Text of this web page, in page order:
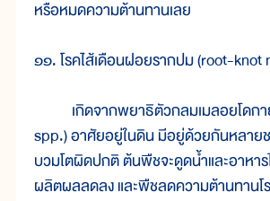
หรือหมดความต้านทานเลย
๑๑. โรคไส้เดือนฝอยรากปม (root-knot
เกิดจากพยาธิตัวกลมเมลอยโดกา
spp.) อาศัยอยู่ในดิน มีอยู่ด้วยกันหลาย
บวมโตผิดปกติ ต้นพืชจะดูดน้ำและอาหาร
ผลิตผลลดลง และพืชลดความต้านทานโ